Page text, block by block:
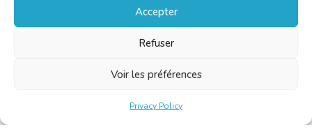
Accepter
Refuser
Voir les préférences
Privacy Policy